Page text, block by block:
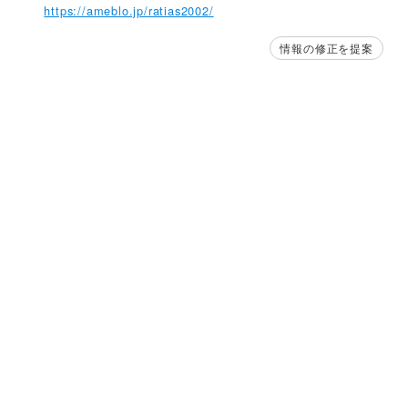
https://ameblo.jp/ratias2002/
情報の修正を提案